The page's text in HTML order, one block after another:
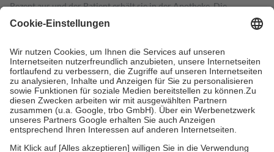
Rezept aus und der Patient erhält sie in der Apotheke. Die
gesetzliche Krankenversicherung übernimmt in der Regel die
Kosten dafür, der Versicherte trägt einen Teil davon als Zuzahlung
Grundsätzlich leisten Mitglieder Zuzahlungen in Höhe von zehn
Prozent des Abgabepreises,mindestens jedochfünf Euround
höchstens zehn Euro.Es sind jedoch nie mehr als die tatsächlichen
Kosten der Leistung zu entrichten.
Diese Regeln gelten grundsätzlich auch für Online-Apotheken.
Bei Heilmitteln und häuslicher Krankenpflege beträgt die
Zuzahlung zehn Prozent der Kosten sowie zehn Euro je
Verordnung.